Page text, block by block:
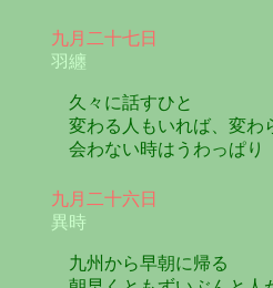
九月二十七日
羽纏
久々に話すひと
変わる人もいれば、変わ
会わない時はうわっぱり
九月二十六日
異時
九州から早朝に帰る